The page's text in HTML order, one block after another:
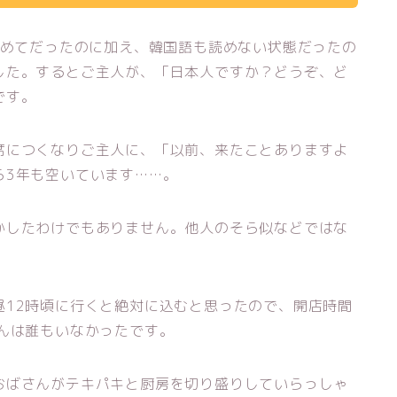
てだったのに加え、韓国語も読めない状態だったの
。するとご主人が、「日本人ですか？どうぞ、ど
。
つくなりご主人に、「以前、来たことありますよ
3年も空いています……。
たわけでもありません。他人のそら似などではな
時頃に行くと絶対に込むと思ったので、開店時間
誰もいなかったです。
さんがテキパキと厨房を切り盛りしていらっしゃ